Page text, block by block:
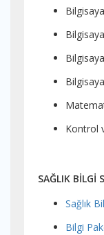
Kontrol
SAĞLIK BİLGİ
Sağlık
Bilgi